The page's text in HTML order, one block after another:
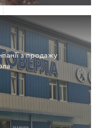
з продажу